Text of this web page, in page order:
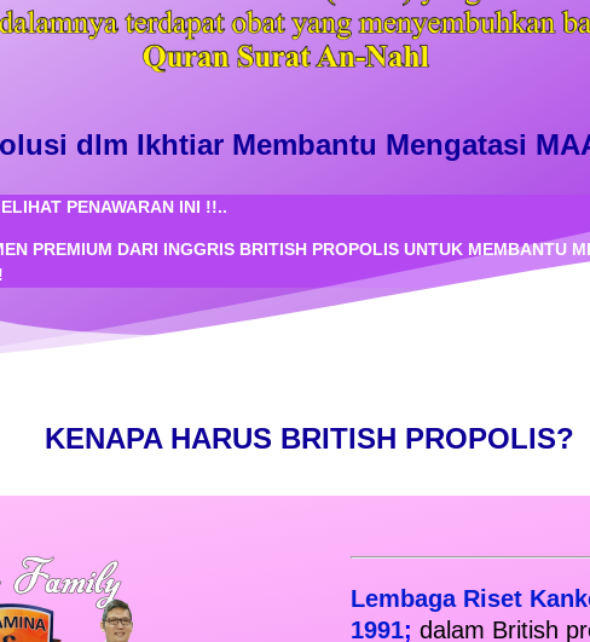
dlm Ikhtiar Membantu Mengatasi
PENAWARAN INI !!..
PREMIUM DARI INGGRIS BRITISH PROPOLIS UNTUK MEMBANTU
KENAPA HARUS BRITISH PROPOLIS?
Lembaga Riset
1991; dalam British